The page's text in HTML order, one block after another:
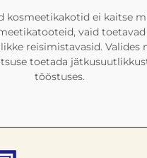
kosmeetikakotid ei kaitse
vaid toetavad
reisimistavasid. Valides
toetada
tööstuses.